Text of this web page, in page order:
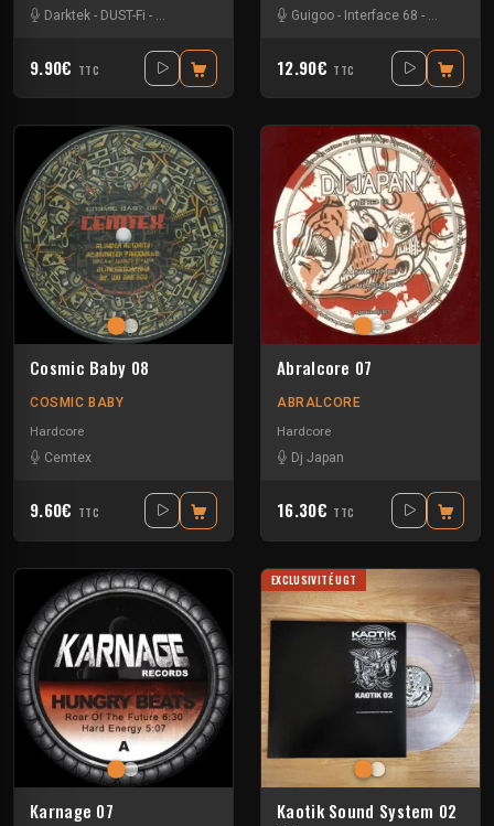
Darktek - DUST-Fi - Vinsouille
9.90€ TTC
Guigoo - Interface 68 - Kefran
12.90€ TTC
Cosmic Baby 08
COSMIC BABY
Hardcore
Cemtex
9.60€ TTC
Abralcore 07
ABRALCORE
Hardcore
Dj Japan
16.30€ TTC
Karnage 07
EXCLUSIVITÉ UGT
Kaotik Sound System 02